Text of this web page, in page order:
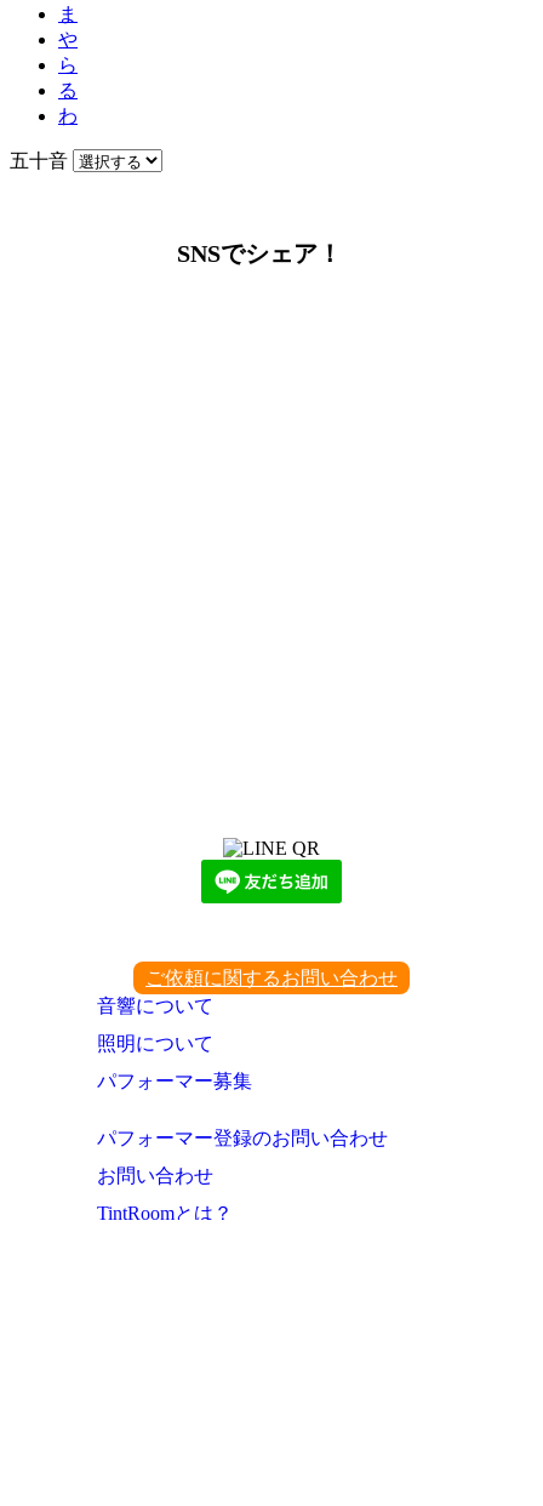
ま
や
ら
る
わ
五十音
SNSでシェア！
ご依頼に関するお問い合わせ
音響について
照明について
パフォーマー募集
パフォーマー登録のお問い合わせ
お問い合わせ
TintRoomとは？